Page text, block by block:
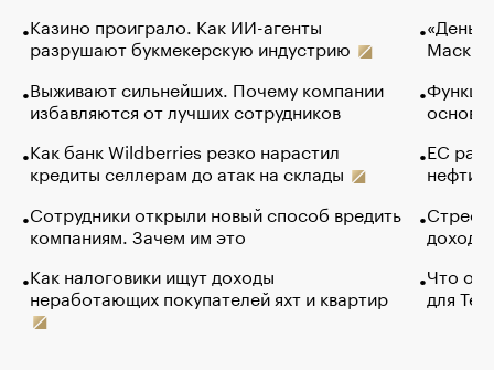
Казино проиграло. Как ИИ-агенты
разрушают букмекерскую индустрию
Выживают сильнейших. Почему компании
избавляются от лучших сотрудников
Как банк Wildberries резко нарастил
кредиты селлерам до атак на склады
Сотрудники открыли новый способ вредить
компаниям. Зачем им это
Как налоговики ищут доходы
неработающих покупателей яхт и квартир
Маск в
основ
ЕС
нефти
Что
для